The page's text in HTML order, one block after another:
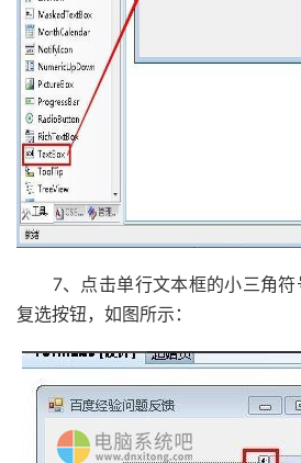
7、点击单行文本框的小三角符
复选按钮，如图所示：